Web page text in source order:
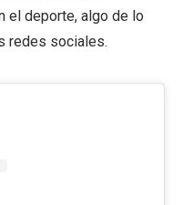
el deporte, algo de lo
redes sociales.